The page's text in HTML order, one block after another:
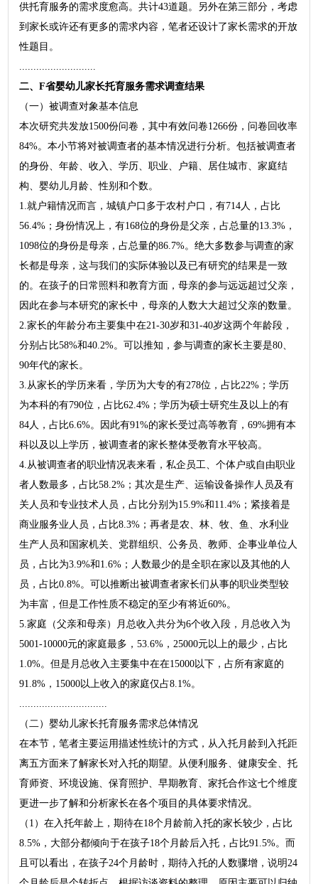
供托育服务的需求度愈高。共计43道题。另外在第三部分，考虑
到家长或许还有更多的需求内容，笔者还设计了家长需求的开放
性题目。
二、F省婴幼儿家长托育服务需求调查结果
（一）被调查对象基本信息
本次研究共发放1500份问卷，其中有效问卷1266份，问卷回收率
84%。本小节将对被调查者的基本情况进行分析。包括被调查者
的身份、年龄、收入、学历、职业、户籍、居住城市、家庭结
构、婴幼儿月龄、性别和个数。
1.就户籍情况而言，城镇户口多于农村户口，有714人，占比
56.4%；身份情况上，有168位的身份是父亲，占总量的13.3%，
1098位的身份是母亲，占总量的86.7%。绝大多数参与调查的家
长都是母亲，这与我们的实际体验以及已有研究的结果是一致
的。在孩子的日常照料和教育方面，母亲的参与远远超过父亲，
因此在参与本研究的家长中，母亲的人数大大超过父亲的数量。
2.家长的年龄分布主要集中在21-30岁和31-40岁这两个年龄段，
分别占比58%和40.2%。可以推知，参与调查的家长主要是80、
90年代的家长。
3.从家长的学历来看，学历为大专的有278位，占比22%；学历
为本科的有790位，占比62.4%；学历为硕士研究生及以上的有
84人，占比6.6%。因此有91%的家长受过高等教育，69%拥有本
科以及以上学历，被调查者的家长整体受教育水平较高。
4.从被调查者的职业情况表来看，私企员工、个体户或自由职业
者人数最多，占比58.2%；其次是生产、运输设备操作人员及有
关人员和专业技术人员，占比分别为15.9%和11.4%；紧接着是
商业服务业人员，占比8.3%；再者是农、林、牧、鱼、水利业
生产人员和国家机关、党群组织、公务员、教师、企事业单位人
员，占比为3.9%和1.6%；人数最少的是全职在家以及其他的人
员，占比0.8%。可以推断出被调查者家长们从事的职业类型较
为丰富，但是工作性质不稳定的至少有将近60%。
5.家庭（父亲和母亲）月总收入共分为6个收入段，月总收入为
5001-10000元的家庭最多，53.6%，25000元以上的最少，占比
1.0%。但是月总收入主要集中在在15000以下，占所有家庭的
91.8%，15000以上收入的家庭仅占8.1%。
（二）婴幼儿家长托育服务需求总体情况
在本节，笔者主要运用描述性统计的方式，从入托月龄到入托距
离五方面来了解家长对入托的期望。从便利服务、健康安全、托
育师资、环境设施、保育照护、早期教育、家托合作这七个维度
更进一步了解和分析家长在各个项目的具体要求情况。
（1）在入托年龄上，期待在18个月龄前入托的家长较少，占比
8.5%，大部分都倾向于在孩子18个月龄后入托，占比91.5%。而
且可以看出，在孩子24个月龄时，期待入托的人数骤增，说明24